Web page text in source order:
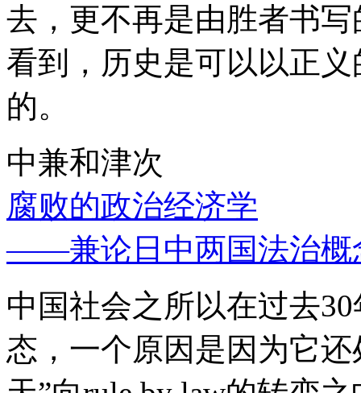
去，更不再是由胜者书
看到，历史是可以以正
的。
中兼和津次
腐败的政治经济学
——兼论日中两国法治概
中国社会之所以在过去
态，一个原因是因为它